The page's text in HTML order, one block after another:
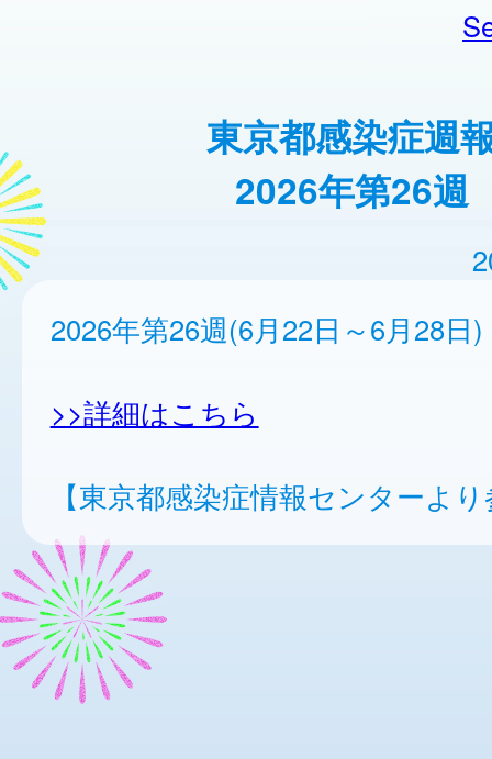
東京都感染症週
2026年第26週
2026年第26週(6月22日～6月28日)
>>詳細はこちら
【東京都感染症情報センターよ